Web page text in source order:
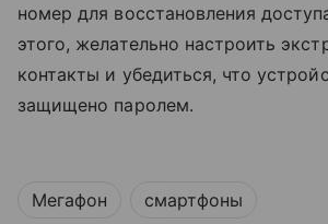
номер для восстановления
этого, желательно настроить
контакты и убедиться, что
защищено паролем.
Мегафон смартфоны